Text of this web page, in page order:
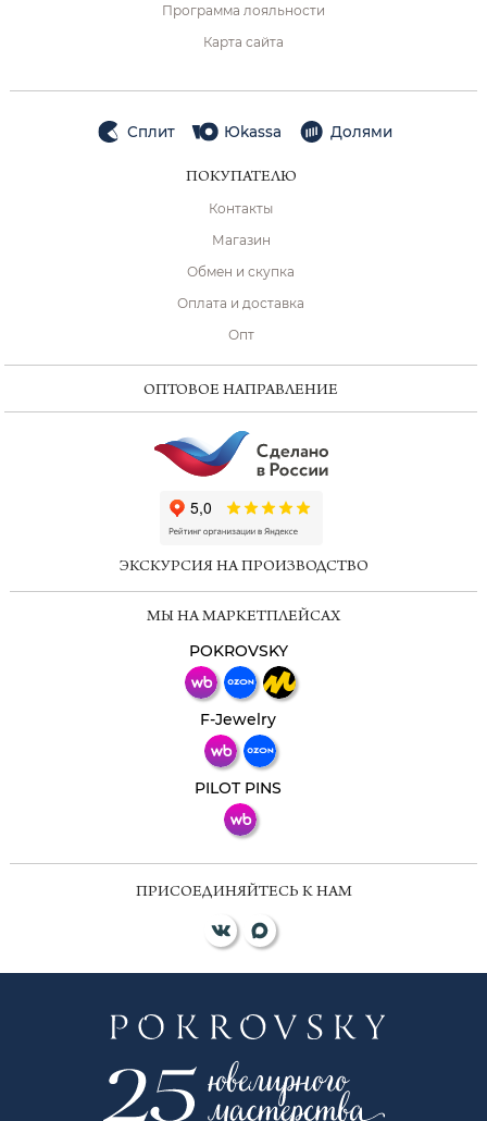
Программа лояльности
Карта сайта
Сплит Юkassa Долями
ПОКУПАТЕЛЮ
Контакты
Магазин
Обмен и скупка
Оплата и доставка
Опт
ОПТОВОЕ НАПРАВЛЕНИЕ
ЭКСКУРСИЯ НА ПРОИЗВОДСТВО
МЫ НА МАРКЕТПЛЕЙСАХ
POKROVSKY
F-Jewelry
PILOT PINS
ПРИСОЕДИНЯЙТЕСЬ К НАМ